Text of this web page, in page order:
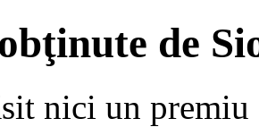
de
nici un premiu